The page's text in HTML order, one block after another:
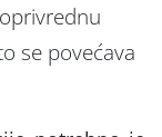
se povećava